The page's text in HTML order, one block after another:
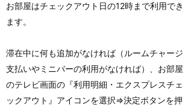
お部屋はチェックアウト日の12時まで利用でき
ます。
滞在中に何も追加がなければ（ルームチャージ
支払いやミニバーの利用がなければ）、お部屋
のテレビ画面の『利用明細・エクスプレスチェ
ックアウト』アイコンを選択⇒決定ボタンを押